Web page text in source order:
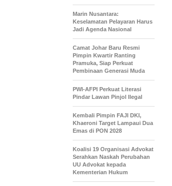
Marin Nusantara:
Keselamatan Pelayaran Harus
Jadi Agenda Nasional
Camat Johar Baru Resmi
Pimpin Kwartir Ranting
Pramuka, Siap Perkuat
Pembinaan Generasi Muda
PWI-AFPI Perkuat Literasi
Pindar Lawan Pinjol Ilegal
Kembali Pimpin FAJI DKI,
Khaeroni Target Lampaui Dua
Emas di PON 2028
Koalisi 19 Organisasi Advokat
Serahkan Naskah Perubahan
UU Advokat kepada
Kementerian Hukum